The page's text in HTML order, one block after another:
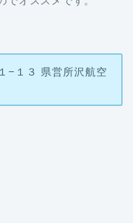
−１３ 県営所沢航空